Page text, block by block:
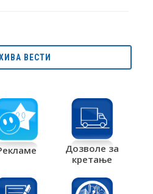
ВЕСТИ
Дозволе за
кретање